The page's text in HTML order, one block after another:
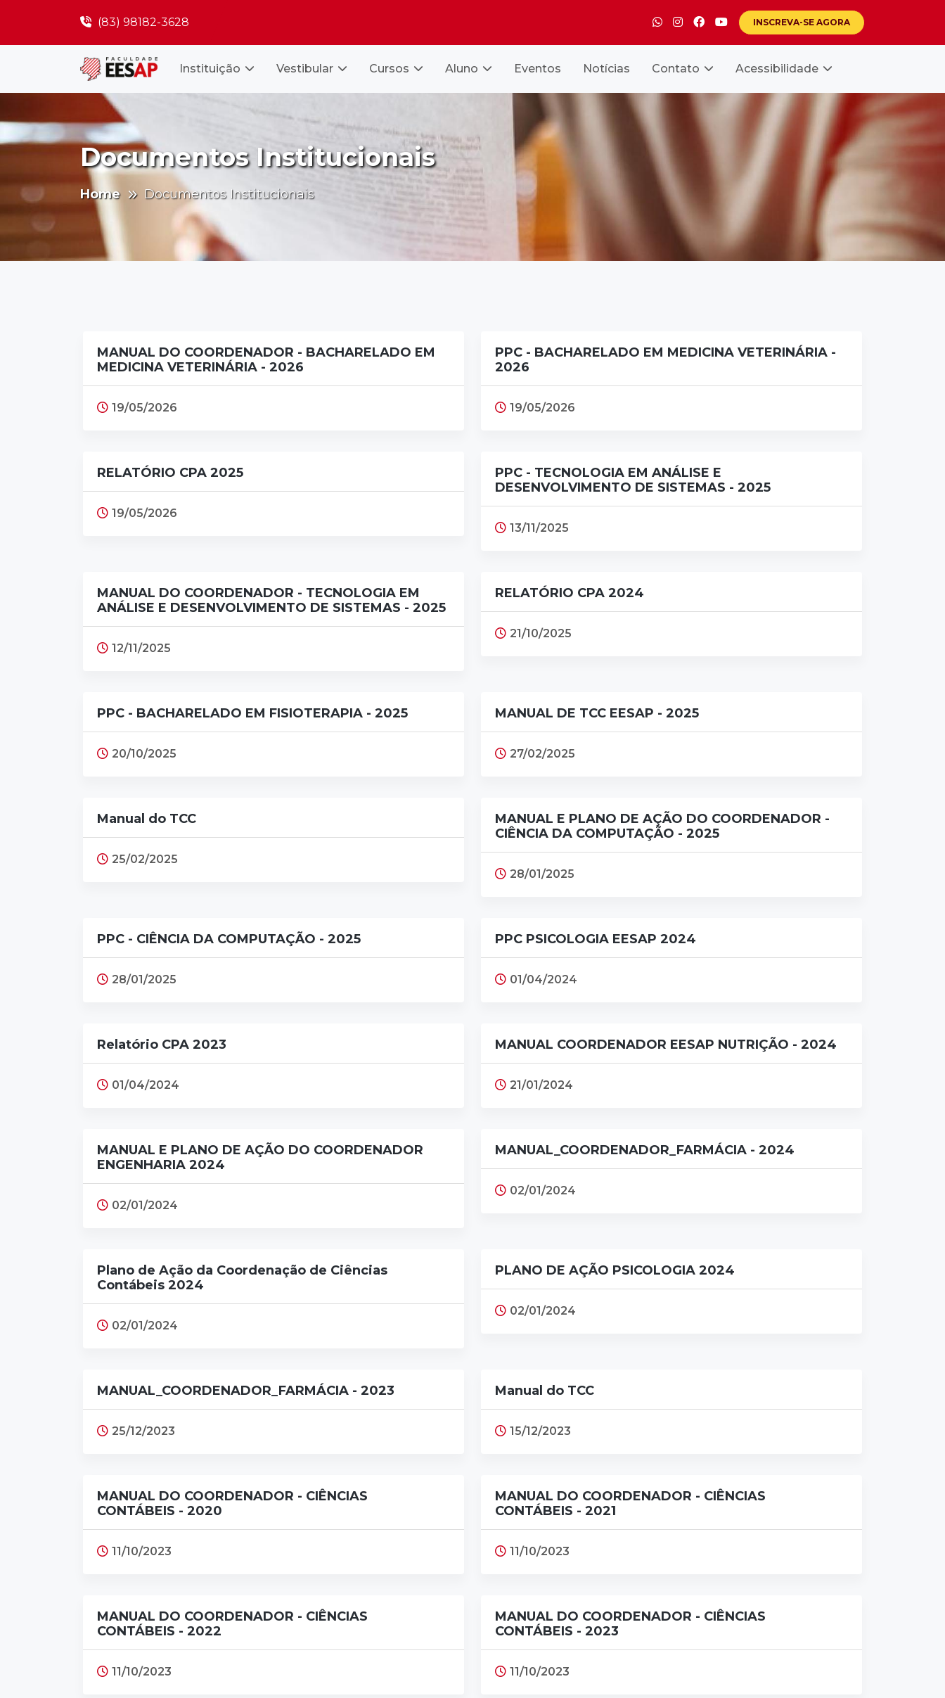
(83) 98182-3628 INSCREVA-SE AGORA
Instituição Vestibular Cursos Aluno Eventos Notícias Contato Acessibilidade
Documentos Institucionais
Home Documentos Institucionais
MANUAL DO COORDENADOR - BACHARELADO EM
MEDICINA VETERINÁRIA - 2026
19/05/2026
PPC - BACHARELADO EM MEDICINA VETERINÁRIA -
2026
19/05/2026
RELATÓRIO CPA 2025
19/05/2026
PPC - TECNOLOGIA EM ANÁLISE E
DESENVOLVIMENTO DE SISTEMAS - 2025
13/11/2025
MANUAL DO COORDENADOR - TECNOLOGIA EM
ANÁLISE E DESENVOLVIMENTO DE SISTEMAS - 2025
12/11/2025
RELATÓRIO CPA 2024
21/10/2025
PPC - BACHARELADO EM FISIOTERAPIA - 2025
20/10/2025
MANUAL DE TCC EESAP - 2025
27/02/2025
Manual do TCC
25/02/2025
MANUAL E PLANO DE AÇÃO DO COORDENADOR -
CIÊNCIA DA COMPUTAÇÃO - 2025
28/01/2025
PPC - CIÊNCIA DA COMPUTAÇÃO - 2025
28/01/2025
PPC PSICOLOGIA EESAP 2024
01/04/2024
Relatório CPA 2023
01/04/2024
MANUAL COORDENADOR EESAP NUTRIÇÃO - 2024
21/01/2024
MANUAL E PLANO DE AÇÃO DO COORDENADOR
ENGENHARIA 2024
02/01/2024
MANUAL_COORDENADOR_FARMÁCIA - 2024
02/01/2024
Plano de Ação da Coordenação de Ciências
Contábeis 2024
02/01/2024
PLANO DE AÇÃO PSICOLOGIA 2024
02/01/2024
MANUAL_COORDENADOR_FARMÁCIA - 2023
25/12/2023
Manual do TCC
15/12/2023
MANUAL DO COORDENADOR - CIÊNCIAS
CONTÁBEIS - 2020
11/10/2023
MANUAL DO COORDENADOR - CIÊNCIAS
CONTÁBEIS - 2021
11/10/2023
MANUAL DO COORDENADOR - CIÊNCIAS
CONTÁBEIS - 2022
11/10/2023
MANUAL DO COORDENADOR - CIÊNCIAS
CONTÁBEIS - 2023
11/10/2023